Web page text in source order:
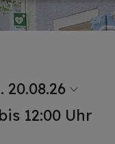
20.08.26
12:00 Uhr